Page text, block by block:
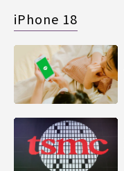
iPhone 18